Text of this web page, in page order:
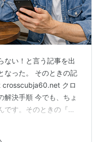
ない！と言う記事を出
なった。 そのときの記
クロ
解決手順 今でも、ちょ
です。そのときの『繋
ムキャストに繋がら